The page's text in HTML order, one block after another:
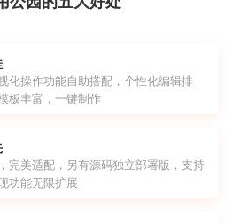
化操作功能自助搭配，个性化编辑排
板丰富，一键制作
完美适配，另有源码独立部署版，支持
功能无限扩展